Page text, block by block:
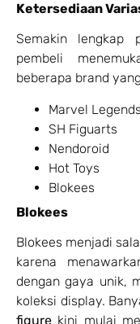
Ketersediaan
Semakin lengkap
pembeli
beberapa brand
Marvel Legends
SH Figuarts
Nendoroid
Hot Toys
Blokees
Blokees
Blokees menjadi
karena
dengan gaya unik,
koleksi display.
figure kini mulai